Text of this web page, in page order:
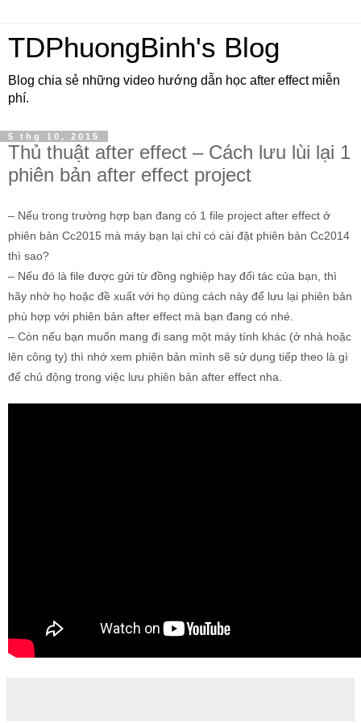
TDPhuongBinh's Blog
Blog chia sẻ những video hướng dẫn học after effect miễn
phí.
5 thg 10, 2015
Thủ thuật after effect – Cách lưu lùi lại 1
phiên bản after effect project
– Nếu trong trường hợp bạn đang có 1 file project after effect ở
phiên bản Cc2015 mà máy bạn lại chỉ có cài đặt phiên bản Cc2014
thì sao?
– Nếu đó là file được gửi từ đồng nghiệp hay đối tác của bạn, thì
hãy nhờ họ hoặc đề xuất với họ dùng cách này để lưu lại phiên bản
phù hợp với phiên bản after effect mà bạn đang có nhé.
– Còn nếu bạn muốn mang đi sang một máy tính khác (ở nhà hoặc
lên công ty) thì nhớ xem phiên bản mình sẽ sử dụng tiếp theo là gì
để chủ động trong việc lưu phiên bản after effect nha.